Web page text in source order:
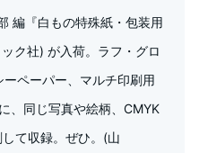
編『白もの特殊紙・包装用
ク社) が入荷。ラフ・グロ
ペーパー、マルチ印刷用
、同じ写真や絵柄、CMYK
て収録。ぜひ。(山